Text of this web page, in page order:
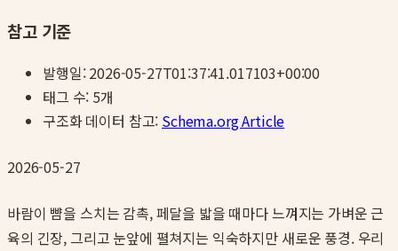
참고 기준
발행일:2026-05-27T01:37:41.017103+00:00
태그 수: 5개
구조화 데이터 참고: Schema.org Article
2026-05-27
바람이 뺨을 스치는 감촉, 페달을 밟을 때마다 느껴지는 가벼운 근
육의 긴장, 그리고 눈앞에 펼쳐지는 익숙하지만 새로운 풍경. 우리